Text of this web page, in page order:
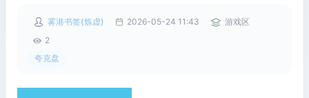
雾港书签(炼虚) 2026-05-24 11:43
游戏区
2
夸克盘